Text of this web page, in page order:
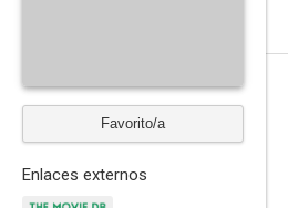
Favorito/a
Enlaces externos